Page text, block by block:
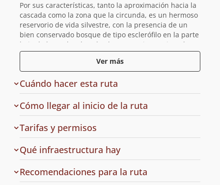
Por sus características, tanto la aproximación hacia la
cascada como la zona que la circunda, es un hermoso
reservorio de vida silvestre, con la presencia de un
bien conservado bosque de tipo esclerófilo en la parte
baja de la quebrada y de algunos antiguos ejemplares
de palma chilena (Jubaea chilensis) en su parte alta.
Este último aspecto es bastante relevante teniendo en
consideración que esta particular especie se
encuentra prácticamente extinta en la zona.
En cuanto a la fauna, destaca la presencia de
mamíferos como el zorro chilla y el cururo, así como
también de diversas aves que descansan tanto en los
bosques como en el estero y el
alimentado principalmente por dicho estero y que se
encuentra protegido desde el año 2025 bajo la
categoría de humedal urbano.
Ver más
Cuándo hacer esta ruta
Cómo llegar al inicio de la ruta
Tarifas y permisos
acceso
Qué infraestructura hayen
la
ruta
Recomendaciones para la ruta